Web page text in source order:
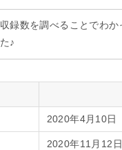
録数を調べることでわか
♪
2020年4月10日
2020年11月12日